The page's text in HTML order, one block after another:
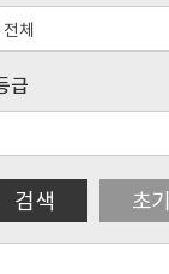
전체
급
검색 초